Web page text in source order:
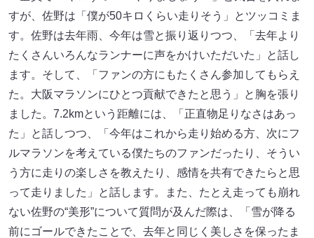
すが、佐野は「僕が50キロくらい走りそう」とツッコミま
す。佐野は去年雨、今年は雪と振り返りつつ、「去年より
たくさんいろんなランナーに声をかけいただいた」と話し
ます。そして、「ファンの方にもたくさん参加してもらえ
た。大阪マラソンにひとつ貢献できたと思う」と胸を張り
ました。7.2kmという距離には、「正直物足りなさはあっ
た」と話しつつ、「今年はこれから走り始める方、次にフ
ルマラソンを考えている僕たちのファンだったり、そうい
う方に走りの楽しさを教えたり、感情を共有できたらと思
って走りました」と話します。また、たとえ走っても崩れ
ない佐野の“美形”について質問が及んだ際は、「雪が降る
前にゴールできたことで、去年と同じく美しさを保ったま